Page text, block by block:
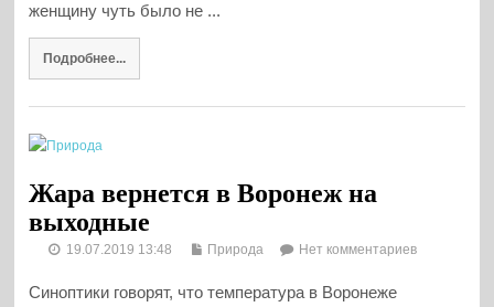
женщину чуть было не ...
Подробнее...
Жара вернется в Воронеж на
выходные
19.07.2019 13:48 Природа Нет комментариев
Синоптики говорят, что температура в Воронеже